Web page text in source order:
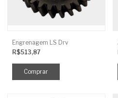
Engrenagem LS Drv
R$513,87